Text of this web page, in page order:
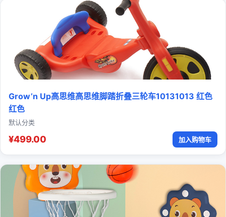
Grow’n Up高思维高思维脚踏折叠三轮车10131013 红色
红色
默认分类
¥499.00 加入购物车